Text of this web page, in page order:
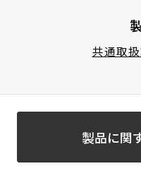
共通取
製品に関